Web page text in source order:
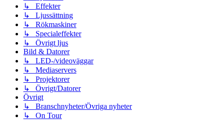
↳ Effekter
↳ Ljussättning
↳ Rökmaskiner
↳ Specialeffekter
↳ Övrigt ljus
Bild & Datorer
↳ LED-/videoväggar
↳ Mediaservers
↳ Projektorer
↳ Övrigt/Datorer
Övrigt
↳ Branschnyheter/Övriga nyheter
↳ On Tour